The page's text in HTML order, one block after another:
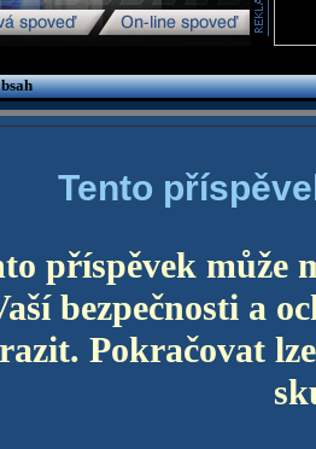
Tento
příspěvek může
bezpečnosti a
Pokračovat